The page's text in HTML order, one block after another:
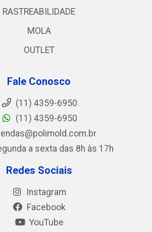
RASTREABILIDADE
MOLA
OUTLET
Fale Conosco
(11) 4359-6950
(11) 4359-6950
a sexta das 8h às 17h
Redes Sociais
Instagram
Facebook
YouTube